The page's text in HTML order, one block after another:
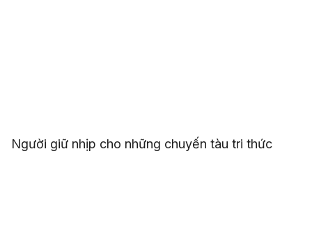
Người giữ nhịp cho những chuyến tàu tri thức